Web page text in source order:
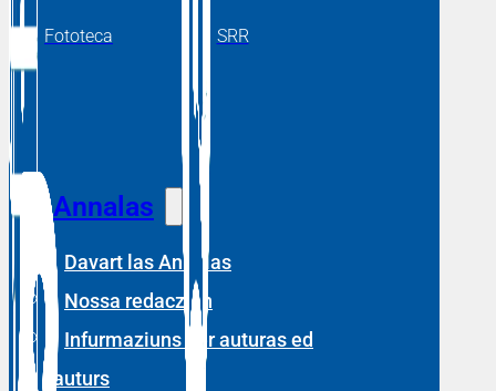
Annalas
Davart las Annalas
Nossa redacziun
Infurmaziuns per auturas ed
auturs
Fototeca SRR